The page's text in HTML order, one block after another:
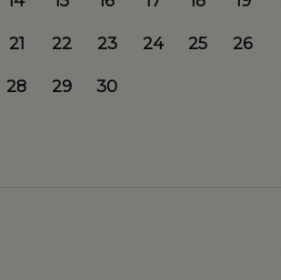
21 22 23 24 25 26
28 29 30